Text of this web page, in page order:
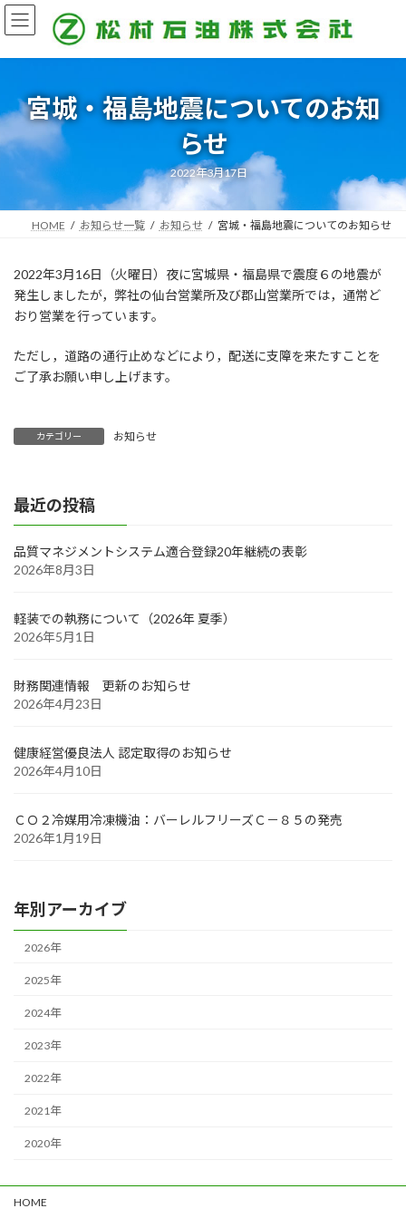
コ
ン
ン
ス
ッ
ナ
ビ
ー
ン
移
宮城・福島地震についてのお知
らせ
2022年3月17日
HOME お知らせ一覧 お知らせ 宮城・福島地震についてのお知らせ
2022年3月16日（火曜日）夜に宮城県・福島県で震度６の地震が
発生しましたが，弊社の仙台営業所及び郡山営業所では，通常ど
おり営業を行っています。
ただし，道路の通行止めなどにより，配送に支障を来たすことを
ご了承お願い申し上げます。
カテゴリー お知らせ
最近の投稿
品質マネジメントシステム適合登録20年継続の表彰
2026年8月3日
軽装での執務について（2026年 夏季）
2026年5月1日
財務関連情報 更新のお知らせ
2026年4月23日
健康経営優良法人 認定取得のお知らせ
2026年4月10日
ＣＯ２冷媒用冷凍機油：バーレルフリーズＣ－８５の発売
2026年1月19日
年別アーカイブ
2026年
2025年
2024年
2023年
2022年
2021年
2020年
HOME